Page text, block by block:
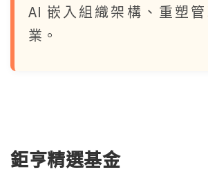
AI 嵌入組織架構、重塑
業。
鉅亨精選基金